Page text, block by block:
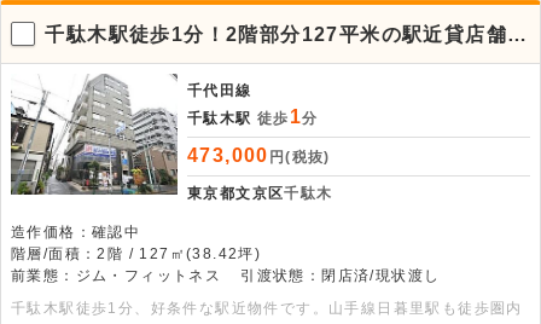
千駄木駅徒歩1分！2階部分127平米の駅近貸店舗・
事務所
千代田線
千駄木駅 徒歩 1分
473,000 円(税抜)
東京都文京区千駄木
造作価格：確認中
階層/面積：2階 / 127㎡(38.42坪)
前業態：ジム・フィットネス
引渡状態：閉店済/現状渡し
千駄木駅徒歩1分、好条件な駅近物件です。山手線日暮里駅も徒歩圏内